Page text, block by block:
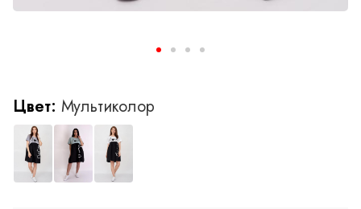
Цвет: Мультиколор